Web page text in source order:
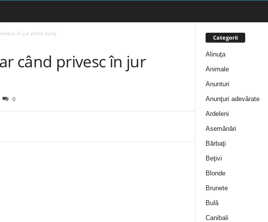
în jur prind curaj
când privesc în jur
0
Categorii
Alinuţa
Animale
Anunturi
Anunţuri adevărate
Ardeleni
Asemănări
Bărbaţi
Beţivi
Blonde
Brunete
Bulă
Canibali